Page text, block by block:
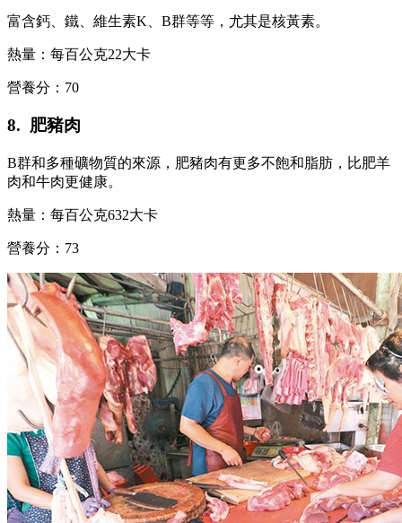
富含鈣、鐵、維生素K、B群等等，尤其是核黃素。
熱量：每百公克22大卡
營養分：70
8. 肥豬肉
B群和多種礦物質的來源，肥豬肉有更多不飽和脂肪，比肥羊
肉和牛肉更健康。
熱量：每百公克632大卡
營養分：73